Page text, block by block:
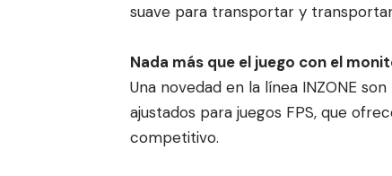
suave para transportar y
Nada más que el juego con el
Una novedad en la línea INZONE
ajustados para juegos FPS, que
competitivo.